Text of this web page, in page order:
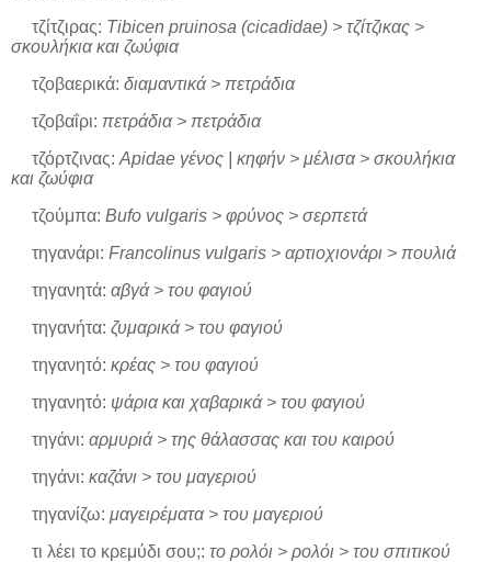
τζίτζιρας: Tibicen pruinosa (cicadidae) > τζίτζικας >
σκουλήκια και ζωύφια
τζοβαερικά: διαμαντικά > πετράδια
τζοβαΐρι: πετράδια > πετράδια
τζόρτζινας: Apidae γένος | κηφήν > μέλισα > σκουλήκια
και ζωύφια
τζούμπα: Bufo vulgaris > φρύνος > σερπετά
τηγανάρι: Francolinus vulgaris > αρτιοχιονάρι > πουλιά
τηγανητά: αβγά > του φαγιού
τηγανήτα: ζυμαρικά > του φαγιού
τηγανητό: κρέας > του φαγιού
τηγανητό: ψάρια και χαβαρικά > του φαγιού
τηγάνι: αρμυριά > της θάλασσας και του καιρού
τηγάνι: καζάνι > του μαγεριού
τηγανίζω: μαγειρέματα > του μαγεριού
τι λέει το κρεμύδι σου;: το ρολόι > ρολόι > του σπιτικού